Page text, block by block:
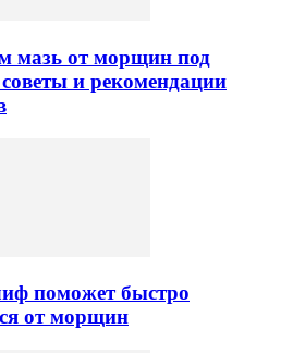
мазь от морщин под
и рекомендации
поможет быстро
от морщин